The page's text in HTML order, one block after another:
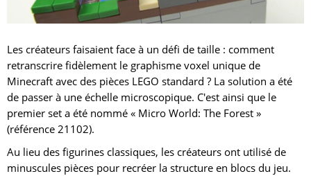
Les créateurs faisaient face à un défi de taille : comment
retranscrire fidèlement le graphisme voxel unique de
Minecraft avec des pièces LEGO standard ? La solution a été
de passer à une échelle microscopique. C'est ainsi que le
premier set a été nommé « Micro World: The Forest »
(référence 21102).
Au lieu des figurines classiques, les créateurs ont utilisé de
minuscules pièces pour recréer la structure en blocs du jeu.